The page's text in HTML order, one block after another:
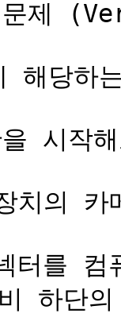
제
해당
시작
치의
터를 컴
하단